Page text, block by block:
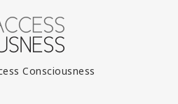
Consciousness